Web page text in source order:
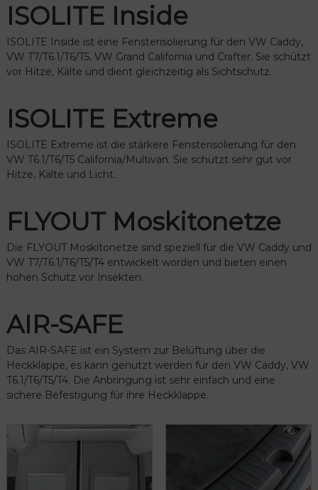
ISOLITE Inside
ISOLITE Inside ist eine Fensterisolierung für den VW Caddy,
VW T7/T6.1/T6/T5, VW Grand California und Crafter. Sie schützt
vor Hitze, Kälte und dient gleichzeitig als Sichtschutz.
ISOLITE Extreme
ISOLITE Extreme ist die stärkere Fensterisolierung für den
VW T6.1/T6/T5 California/Multivan. Sie schützt sehr gut vor
Hitze, Kälte und Licht.
FLYOUT Moskitonetze
Die FLYOUT Moskitonetze sind speziell für die VW Caddy und
VW T7/T6.1/T6/T5/T4 entwickelt worden und bieten einen
hohen Schutz vor Insekten.
AIR-SAFE
Das AIR-SAFE ist ein System zur Belüftung über die
Heckklappe, es kann genutzt werden für den VW Caddy, VW
T6.1/T6/T5/T4. Die Anbringung ist sehr einfach und eine
sichere Befestigung für ihre Heckklappe.